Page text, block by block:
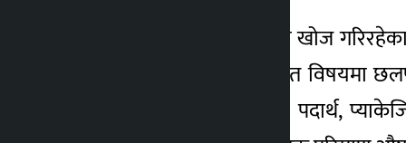
औषधि क्षेत्रमा नयाँ प्रविधिको खोज
विभिन्न प्राविधिक एवं नीतिगत
प्रविधि, ल्याब, मेसिन, कच्चा पदार्थ,